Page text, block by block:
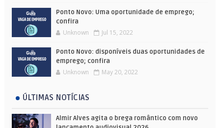
Ponto Novo: Uma oportunidade de emprego;
confira
Unknown Jul 15, 2022
Ponto Novo: disponíveis duas oportunidades de
emprego; confira
Unknown May 20, 2022
ÚLTIMAS NOTÍCIAS
Almir Alves agita o brega romântico com novo